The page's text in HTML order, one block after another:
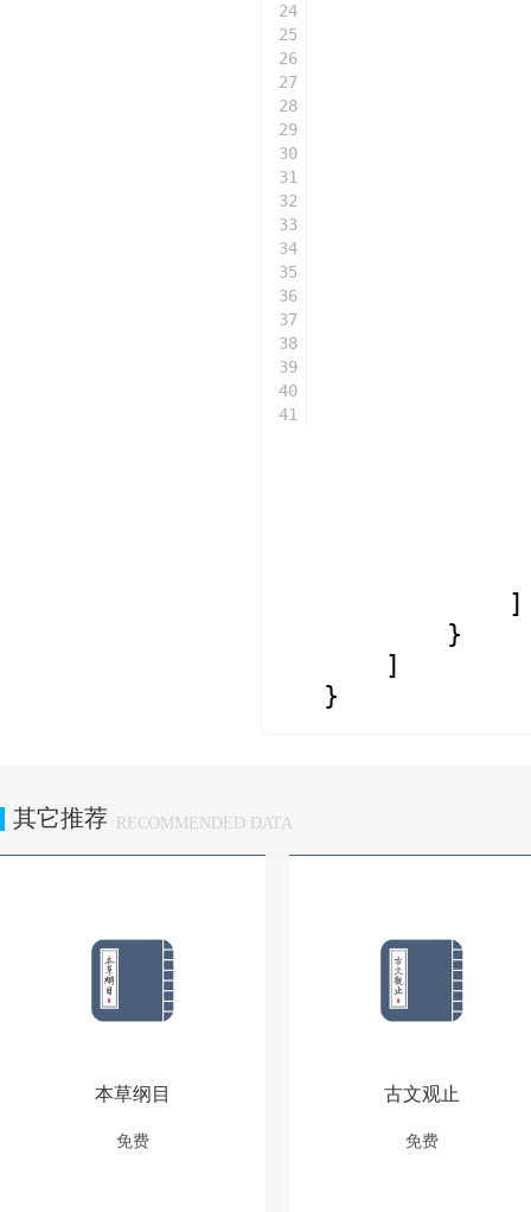
24
25
26
27
28
29
30
31
32
33
34
35
36
37
38
39
40
41
]
}
]
}
其它推荐 RECOMMENDED DATA
本草纲目
免费
古文观止
免费